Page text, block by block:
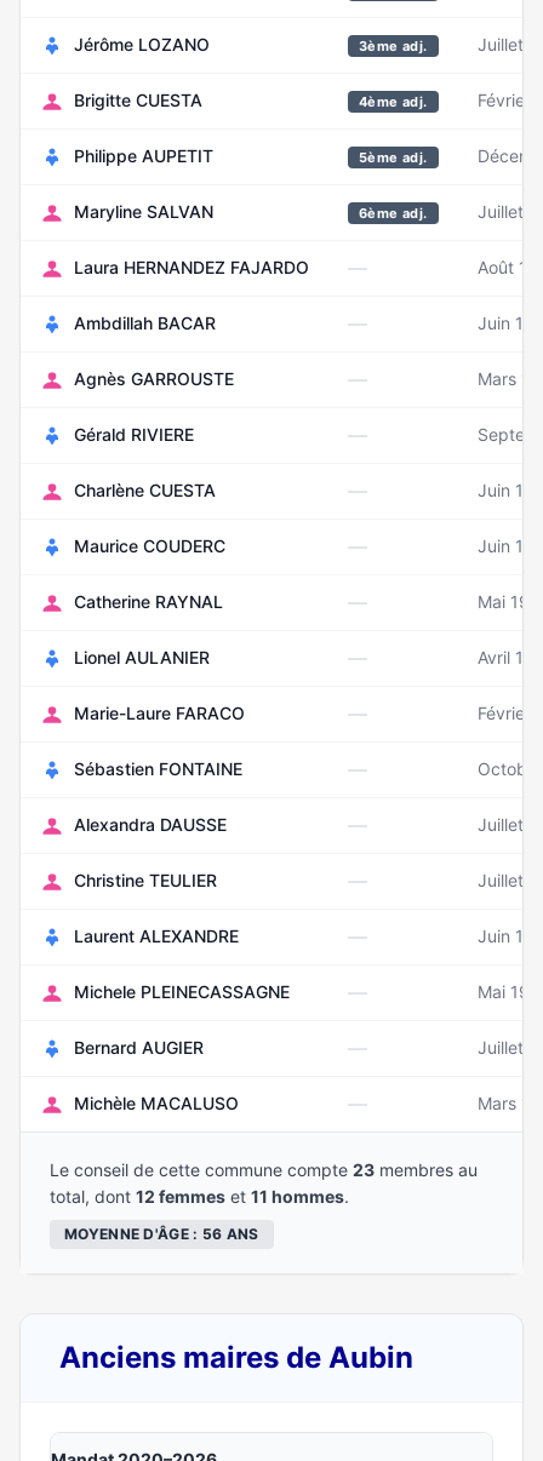
Jérôme LOZANO 3ème adj. Juillet
Brigitte CUESTA 4ème adj. Février
Philippe AUPETIT 5ème adj.
Maryline SALVAN 6ème adj. Juillet
Laura HERNANDEZ FAJARDO — Août
Ambdillah BACAR — Juin
Agnès GARROUSTE — Mars
Gérald RIVIERE —
Charlène CUESTA — Juin
Maurice COUDERC — Juin
Catherine RAYNAL — Mai
Lionel AULANIER — Avril
Marie-Laure FARACO — Février
Sébastien FONTAINE —
Alexandra DAUSSE — Juillet
Christine TEULIER — Juillet
Laurent ALEXANDRE — Juin
Michele PLEINECASSAGNE — Mai
Bernard AUGIER — Juillet
Michèle MACALUSO — Mars
Le conseil de cette commune compte 23 membres au
total, dont 12 femmes et 11 hommes.
MOYENNE D'ÂGE : 56 ANS
Anciens maires de Aubin